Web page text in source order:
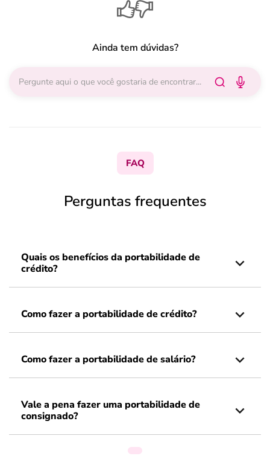
Ainda tem dúvidas?
FAQ
Perguntas frequentes
Quais os benefícios da portabilidade de
crédito?
Como fazer a portabilidade de crédito?
Como fazer a portabilidade de salário?
Vale a pena fazer uma portabilidade de
consignado?